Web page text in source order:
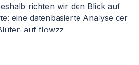
richten wir den Blick auf
eine datenbasierte Analyse der
auf flowzz.